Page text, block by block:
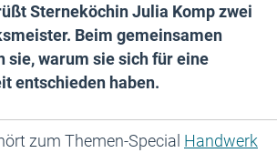
Sterneköchin Julia Komp zwei
Beim gemeinsamen
sie, warum sie sich für eine
entschieden haben.
zum Themen-Special Handwerk